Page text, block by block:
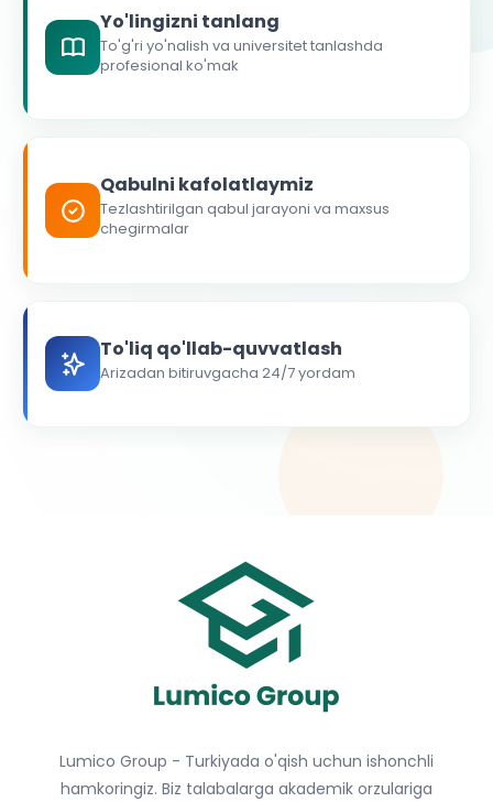
Yo'lingizni tanlang
To'g'ri yo'nalish va universitet tanlashda
profesional ko'mak
Qabulni kafolatlaymiz
Tezlashtirilgan qabul jarayoni va maxsus
chegirmalar
To'liq qo'llab-quvvatlash
Arizadan bitiruvgacha 24/7 yordam
Lumico Group - Turkiyada o'qish uchun ishonchli
hamkoringiz. Biz talabalarga akademik orzulariga